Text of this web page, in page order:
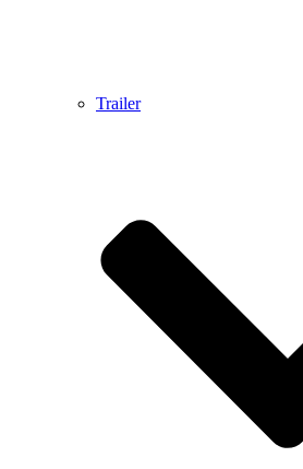
Trailer